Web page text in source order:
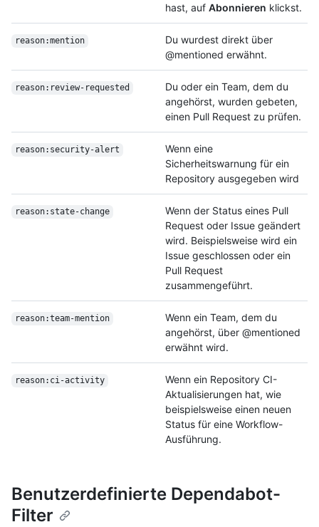
hast, auf Abonnieren klickst.
reason:mention
Du wurdest direkt über
@mentioned erwähnt.
reason:review-requested
Du oder ein Team, dem du
angehörst, wurden gebeten,
einen Pull Request zu prüfen.
reason:security-alert
Wenn eine
Sicherheitswarnung für ein
Repository ausgegeben wird
reason:state-change
Wenn der Status eines Pull
Request oder Issue geändert
wird. Beispielsweise wird ein
Issue geschlossen oder ein
Pull Request
zusammengeführt.
reason:team-mention
Wenn ein Team, dem du
angehörst, über @mentioned
erwähnt wird.
reason:ci-activity
Wenn ein Repository CI-
Aktualisierungen hat, wie
beispielsweise einen neuen
Status für eine Workflow-
Ausführung.
Benutzerdefinierte Dependabot-
Filter